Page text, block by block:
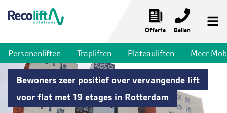
Offerte Bellen
Noodliften
Personenliften
Trapliften
Personenliften Trapliften Plateauliften Meer
Bewoners zeer positief over vervangende lift
voor flat met 19 etages in Rotterdam